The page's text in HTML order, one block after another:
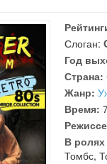
Слоган:
Год
Страна:
Жанр:
Время:
В
Томбс,